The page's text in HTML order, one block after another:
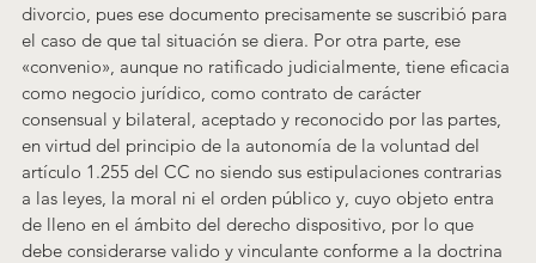
divorcio, pues ese documento precisamente se suscribió para
el caso de que tal situación se diera. Por otra parte, ese
«convenio», aunque no ratificado judicialmente, tiene eficacia
como negocio jurídico, como contrato de carácter
consensual y bilateral, aceptado y reconocido por las partes,
en virtud del principio de la autonomía de la voluntad del
artículo 1.255 del CC no siendo sus estipulaciones contrarias
a las leyes, la moral ni el orden público y, cuyo objeto entra
de lleno en el ámbito del derecho dispositivo, por lo que
debe considerarse valido y vinculante conforme a la doctrina